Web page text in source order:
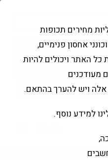
בקשה להצעה
מחירים תכופות
אחסון פנימיים,
כל האתר ויכולים להיות
מעודכנים
אלה ויש להערך בהתאם.
למידע נוסף.